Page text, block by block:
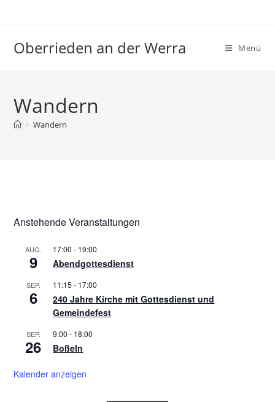
Oberrieden an der Werra Menü
Wandern
> Wandern
Anstehende Veranstaltungen
AUG.
9
17:00 - 19:00
Abendgottesdienst
SEP.
6
11:15 - 17:00
240 Jahre Kirche mit Gottesdienst und
Gemeindefest
SEP.
26
9:00 - 18:00
Boßeln
Kalender anzeigen